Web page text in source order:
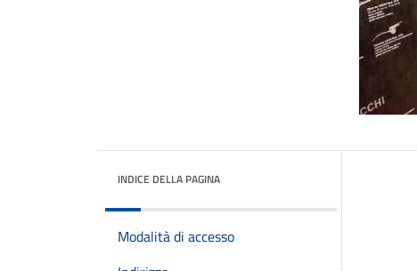
INDICE DELLA PAGINA
Modalità di accesso